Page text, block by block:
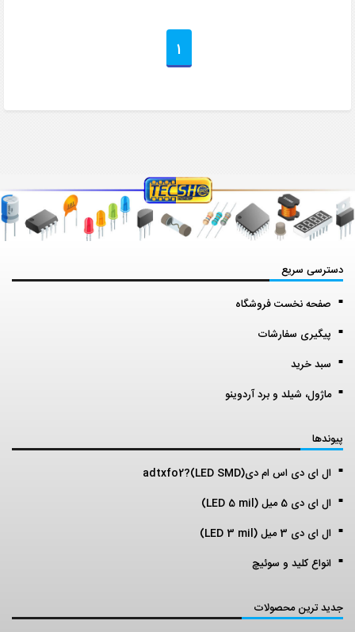
1
دسترسی سریع
صفحه نخست فروشگاه
پیگیری سفارشات
سبد خرید
ماژول، شیلد و برد آردوینو
پیوندها
ال ای دی اس ام دی(LED SMD)?adtxfo2
ال ای دی 5 میل (LED 5 mil)
ال ای دی 3 میل (LED 3 mil)
انواع کلید و سوئیچ
جدید ترین محصولات